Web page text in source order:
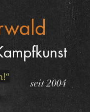
seit 2004